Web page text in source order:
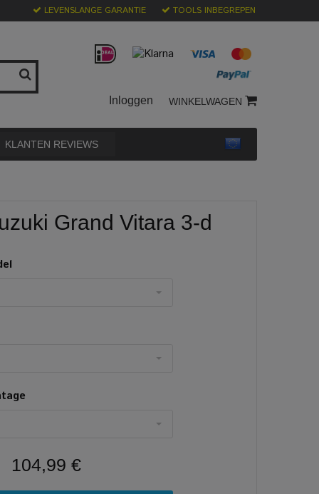
LEVENSLANGE GARANTIE TOOLS INBEGREPEN
Inloggen WINKELWAGEN
KLANTEN REVIEWS
Grand Vitara 3-d
104,99 €